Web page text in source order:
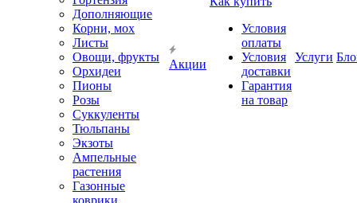
Дополняющие
Корни, мох
Листы
Овощи, фрукты
Орхидеи
Пионы
Розы
Суккуленты
Тюльпаны
Экзоты
Ампельные
растения
Газонные
коврики
Акции
Условия
оплаты
Условия
доставки
Гарантия
на товар
Услуги